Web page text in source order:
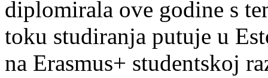
diplomirala ove godine s
toku studiranja putuje u
na Erasmus+ studentskoj